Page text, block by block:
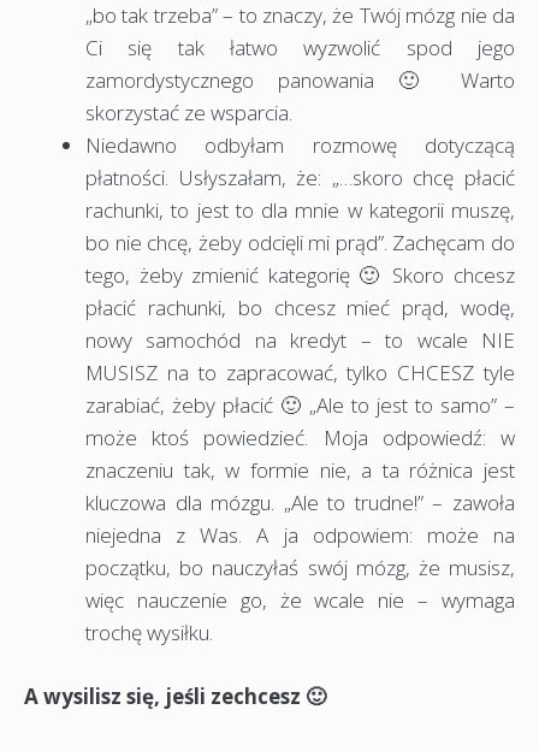
„bo tak trzeba” – to znaczy, że Twój mózg nie da
Ci się tak łatwo wyzwolić spod jego
zamordystycznego panowania 🙂 Warto
skorzystać ze wsparcia.
Niedawno odbyłam rozmowę dotyczącą
płatności. Usłyszałam, że: „…skoro chcę płacić
rachunki, to jest to dla mnie w kategorii muszę,
bo nie chcę, żeby odcięli mi prąd”. Zachęcam do
tego, żeby zmienić kategorię 🙂 Skoro chcesz
płacić rachunki, bo chcesz mieć prąd, wodę,
nowy samochód na kredyt – to wcale NIE
MUSISZ na to zapracować, tylko CHCESZ tyle
zarabiać, żeby płacić 🙂 „Ale to jest to samo” –
może ktoś powiedzieć. Moja odpowiedź: w
znaczeniu tak, w formie nie, a ta różnica jest
kluczowa dla mózgu. „Ale to trudne!” – zawoła
niejedna z Was. A ja odpowiem: może na
początku, bo nauczyłaś swój mózg, że musisz,
więc nauczenie go, że wcale nie – wymaga
trochę wysiłku.
A wysilisz się, jeśli zechcesz 🙂